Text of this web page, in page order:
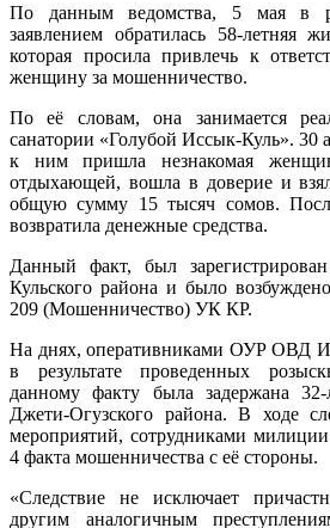
По данным ведомства, 5 мая в
заявлением обратилась 58-летняя
которая просила привлечь к
женщину за мошенничество.
По её словам, она занимается
санатории «Голубой Иссык-Куль». 30
к ним пришла незнакомая
отдыхающей, вошла в доверие и
общую сумму 15 тысяч сомов.
возвратила денежные средства.
Данный факт, был
Кульского района и было
209 (Мошенничество) УК КР.
На днях, оперативниками ОУР ОВД
в результате проведенных
данному факту была задержана
Джети-Огузского района. В ходе
мероприятий, сотрудниками
4 факта мошенничества с её стороны.
«Следствие не исключает
другим аналогичным